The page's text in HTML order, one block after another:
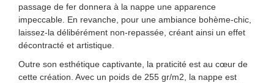
passage de fer donnera à la nappe une apparence
impeccable. En revanche, pour une ambiance bohème-chic,
laissez-la délibérément non-repassée, créant ainsi un effet
décontracté et artistique.
Outre son esthétique captivante, la praticité est au cœur de
cette création. Avec un poids de 255 gr/m2, la nappe est